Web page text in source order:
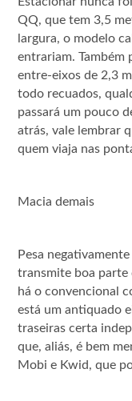
QQ, que tem 3,5
largura, o modelo
entrariam. Também
entre-eixos de 2,3
todo recuados,
passará um pouco
atrás, vale lembrar
quem viaja nas
Macia demais
Pesa
transmite boa parte
há o convencional
está um antiquado
traseiras certa
que, aliás, é bem
Mobi e Kwid, que